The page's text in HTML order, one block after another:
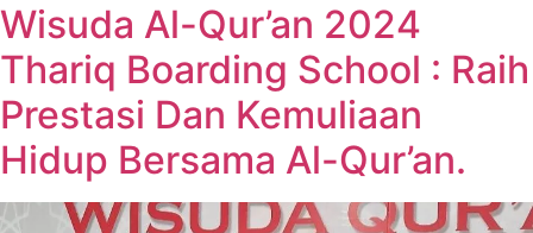
Wisuda Al-Qur’an 2024
Thariq Boarding School : Raih
Prestasi Dan Kemuliaan
Hidup Bersama Al-Qur’an.